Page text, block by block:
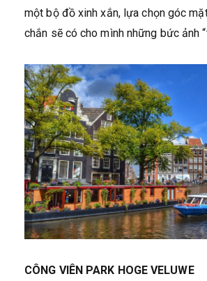
một bộ đồ xinh xắn, lựa chọn góc
chắn sẽ có cho mình những bức ảnh
CÔNG VIÊN PARK HOGE VELUWE